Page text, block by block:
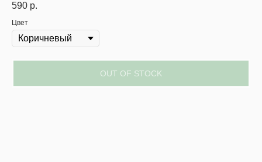
590 р.
Цвет
OUT OF STOCK